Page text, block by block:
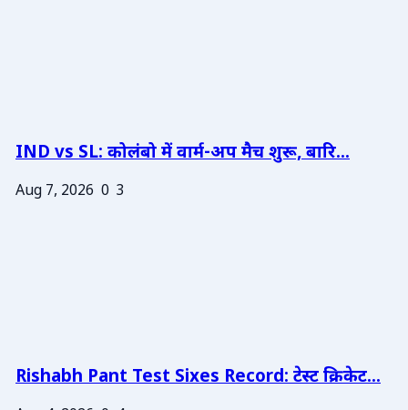
IND vs SL: कोलंबो में वार्म-अप मैच शुरू, बारि...
Aug 7, 2026 0 3
Rishabh Pant Test Sixes Record: टेस्ट क्रिकेट...